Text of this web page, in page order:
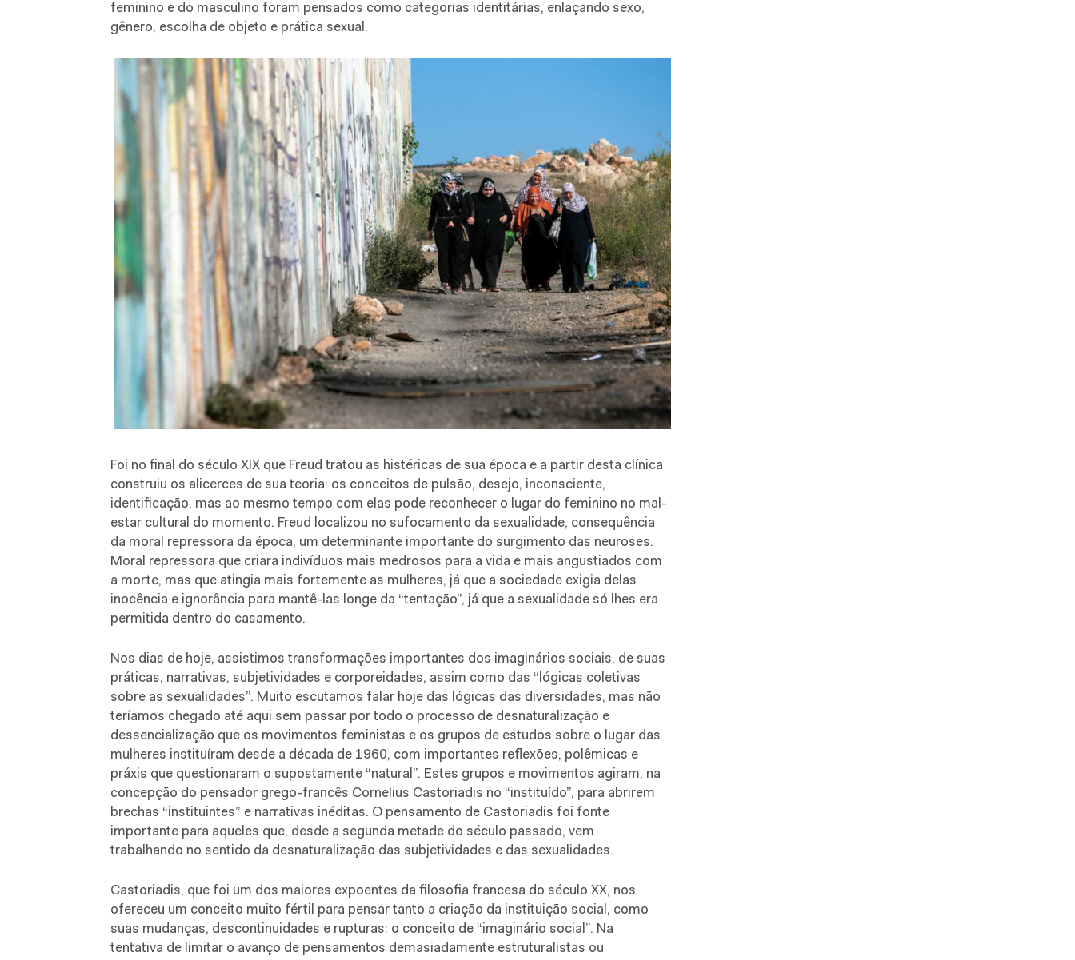
feminino e do masculino foram pensados como categorias identitárias, enlaçando sexo,
gênero, escolha de objeto e prática sexual.
Foi no final do século XIX que Freud tratou as histéricas de sua época e a partir desta clínica
construiu os alicerces de sua teoria: os conceitos de pulsão, desejo, inconsciente,
identificação, mas ao mesmo tempo com elas pode reconhecer o lugar do feminino no mal-
estar cultural do momento. Freud localizou no sufocamento da sexualidade, consequência
da moral repressora da época, um determinante importante do surgimento das neuroses.
Moral repressora que criara indivíduos mais medrosos para a vida e mais angustiados com
a morte, mas que atingia mais fortemente as mulheres, já que a sociedade exigia delas
inocência e ignorância para mantê-las longe da “tentação”, já que a sexualidade só lhes era
permitida dentro do casamento.
Nos dias de hoje, assistimos transformações importantes dos imaginários sociais, de suas
práticas, narrativas, subjetividades e corporeidades, assim como das “lógicas coletivas
sobre as sexualidades”. Muito escutamos falar hoje das lógicas das diversidades, mas não
teríamos chegado até aqui sem passar por todo o processo de desnaturalização e
dessencialização que os movimentos feministas e os grupos de estudos sobre o lugar das
mulheres instituíram desde a década de 1960, com importantes reflexões, polêmicas e
práxis que questionaram o supostamente “natural”. Estes grupos e movimentos agiram, na
concepção do pensador grego-francês Cornelius Castoriadis no “instituído”, para abrirem
brechas “instituintes” e narrativas inéditas. O pensamento de Castoriadis foi fonte
importante para aqueles que, desde a segunda metade do século passado, vem
trabalhando no sentido da desnaturalização das subjetividades e das sexualidades.
Castoriadis, que foi um dos maiores expoentes da filosofia francesa do século XX, nos
ofereceu um conceito muito fértil para pensar tanto a criação da instituição social, como
suas mudanças, descontinuidades e rupturas: o conceito de “imaginário social”. Na
tentativa de limitar o avanço de pensamentos demasiadamente estruturalistas ou